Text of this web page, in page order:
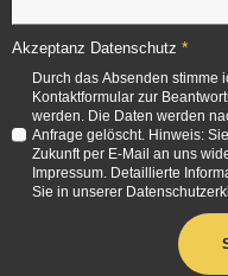
Akzeptanz Datenschutz *
Durch das Absenden stimme
Kontaktformular zur
werden. Die Daten werden
Anfrage gelöscht. Hinweis:
Zukunft per E-Mail an uns
Impressum. Detaillierte
Sie in unserer